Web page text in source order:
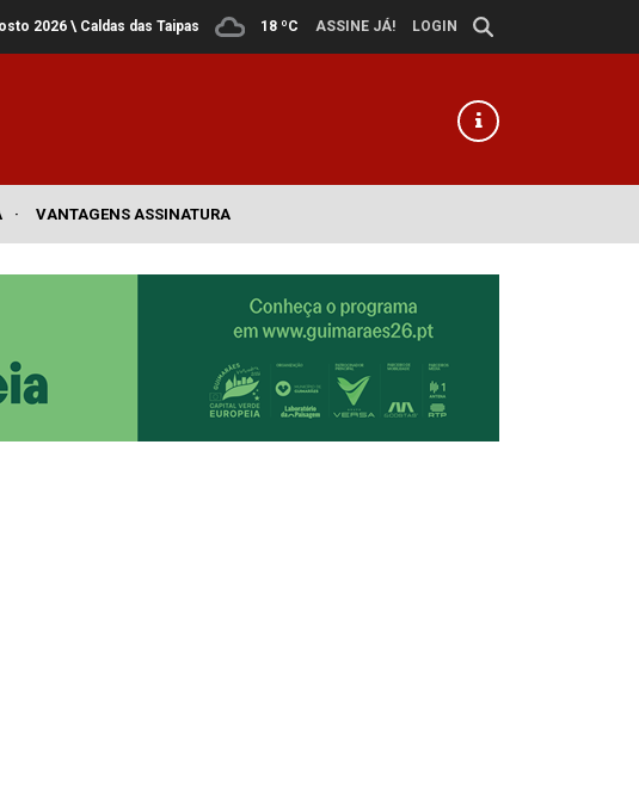
2026 \ Caldas das Taipas 18 ºC ASSINE JÁ! LOGIN
· VANTAGENS ASSINATURA